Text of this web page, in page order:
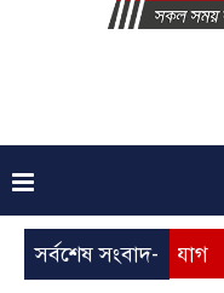
সর্বশেষ সংবাদ-
মৃত্যুর অভিযোগ